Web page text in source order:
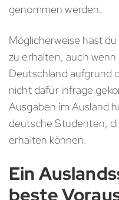
genommen werden.
Möglicherweise hast
zu erhalten, auch
Deutschland aufgrund
nicht dafür infrage
Ausgaben im Ausland
deutsche Studenten,
erhalten können.
Ein
beste